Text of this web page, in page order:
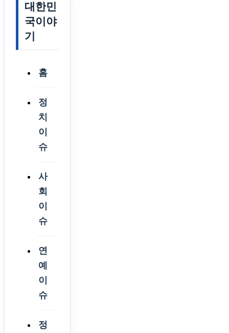
대한민
국이야
기
홈
정
치
이
슈
사
회
이
슈
연
예
이
슈
정